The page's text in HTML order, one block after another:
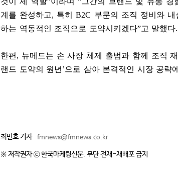
계를 완성하고, 특히B2C 부문의 조직 정비와
하는 역동적인 조직으로 도약시키겠다”고 말했다.
한편 , 뉴메드는 손 사장 체제 출범과 함께 조직
랜드 도약의 원년 ’으로 삼아 본격적인 시장 공략
최민호 기자 fmnews@fmnews.co.kr
※ 저작권자 ⓒ 한국마케팅신문. 무단 전재-재배포 금지